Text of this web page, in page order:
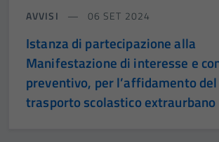
AVVISI 06 SET 2024
Istanza di partecipazione alla
Manifestazione di interesse e
preventivo, per l’affidamento
trasporto scolastico extraurbano